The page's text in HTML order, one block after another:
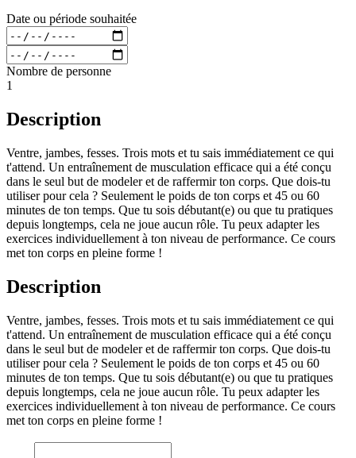
Date ou période souhaitée
Nombre de personne
1
Description
Ventre, jambes, fesses. Trois mots et tu sais immédiatement ce qui
t'attend. Un entraînement de musculation efficace qui a été conçu
dans le seul but de modeler et de raffermir ton corps. Que dois-tu
utiliser pour cela ? Seulement le poids de ton corps et 45 ou 60
minutes de ton temps. Que tu sois débutant(e) ou que tu pratiques
depuis longtemps, cela ne joue aucun rôle. Tu peux adapter les
exercices individuellement à ton niveau de performance. Ce cours
met ton corps en pleine forme !
Description
Ventre, jambes, fesses. Trois mots et tu sais immédiatement ce qui
t'attend. Un entraînement de musculation efficace qui a été conçu
dans le seul but de modeler et de raffermir ton corps. Que dois-tu
utiliser pour cela ? Seulement le poids de ton corps et 45 ou 60
minutes de ton temps. Que tu sois débutant(e) ou que tu pratiques
depuis longtemps, cela ne joue aucun rôle. Tu peux adapter les
exercices individuellement à ton niveau de performance. Ce cours
met ton corps en pleine forme !